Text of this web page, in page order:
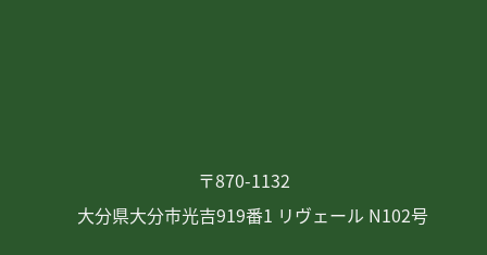
〒870-1132
大分県大分市光吉919番1 リヴェール N102号